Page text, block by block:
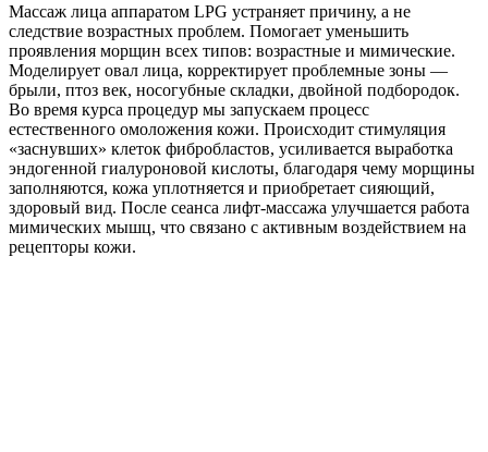
Массаж лица аппаратом LPG устраняет причину, а не
следствие возрастных проблем. Помогает уменьшить
проявления морщин всех типов: возрастные и мимические.
Моделирует овал лица, корректирует проблемные зоны —
брыли, птоз век, носогубные складки, двойной подбородок.
Во время курса процедур мы запускаем процесс
естественного омоложения кожи. Происходит стимуляция
«заснувших» клеток фибробластов, усиливается выработка
эндогенной гиалуроновой кислоты, благодаря чему морщины
заполняются, кожа уплотняется и приобретает сияющий,
здоровый вид. После сеанса лифт-массажа улучшается работа
мимических мышц, что связано с активным воздействием на
рецепторы кожи.